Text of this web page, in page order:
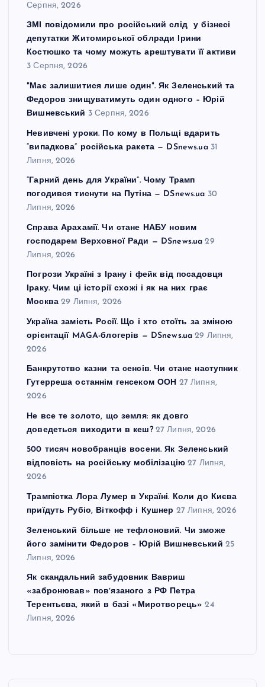
Серпня, 2026
ЗМІ повідомили про російський слід у бізнесі
депутатки Житомирської облради Ірини
Костюшко та чому можуть арештувати її активи
3 Серпня, 2026
"Має залишитися лише один". Як Зеленський та
Федоров знищуватимуть один одного – Юрій
Вишневський 3 Серпня, 2026
Невивчені уроки. По кому в Польщі вдарить
“випадкова” російська ракета — DSnews.ua 31
Липня, 2026
“Гарний день для України”. Чому Трамп
погодився тиснути на Путіна — DSnews.ua 30
Липня, 2026
Справа Арахамії. Чи стане НАБУ новим
господарем Верховної Ради — DSnews.ua 29
Липня, 2026
Погрози Україні з Ірану і фейк від посадовця
Іраку. Чим ці історії схожі і як на них грає
Москва 29 Липня, 2026
Україна замість Росії. Що і хто стоїть за зміною
орієнтації MAGA-блогерів — DSnews.ua 29 Липня,
2026
Банкрутство казни та сенсів. Чи стане наступник
Гутерреша останнім генсеком ООН 27 Липня,
2026
Не все те золото, що земля: як довго
доведеться виходити в кеш? 27 Липня, 2026
500 тисяч новобранців восени. Як Зеленський
відповість на російську мобілізацію 27 Липня,
2026
Трампістка Лора Лумер в Україні. Коли до Києва
приїдуть Рубіо, Віткофф і Кушнер 27 Липня, 2026
Зеленський більше не тефлоновий. Чи зможе
його замінити Федоров – Юрій Вишневський 25
Липня, 2026
Як скандальний забудовник Вавриш
«забронював» повʼязаного з РФ Петра
Терентьєва, який в базі «Миротворець» 24
Липня, 2026